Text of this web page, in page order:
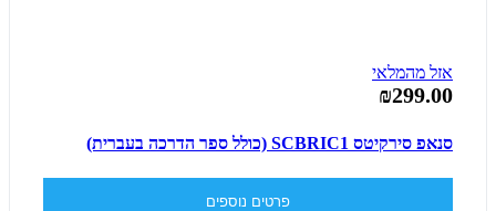
אזל מהמלאי
₪299.00
סנאפ סירקיטס SCBRIC1 (כולל ספר הדרכה בעברית)
פרטים נוספים